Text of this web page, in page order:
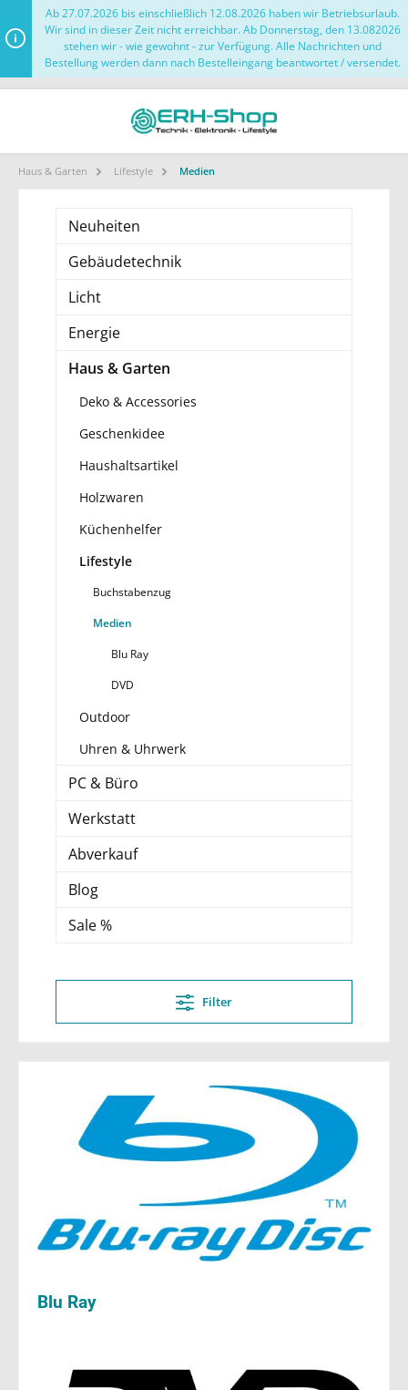
Ab 27.07.2026 bis einschließlich 12.08.2026 haben wir Betriebsurlaub.
Wir sind in dieser Zeit nicht erreichbar. Ab Donnerstag, den 13.082026
stehen wir - wie gewohnt - zur Verfügung. Alle Nachrichten und
Bestellung werden dann nach Bestelleingang beantwortet / versendet.
Haus & Garten Lifestyle Medien
Neuheiten
Gebäudetechnik
Licht
Energie
Haus & Garten
Deko & Accessories
Geschenkidee
Haushaltsartikel
Holzwaren
Küchenhelfer
Lifestyle
Buchstabenzug
Medien
Blu Ray
DVD
Outdoor
Uhren & Uhrwerk
PC & Büro
Werkstatt
Abverkauf
Blog
Sale %
Filter
Blu Ray